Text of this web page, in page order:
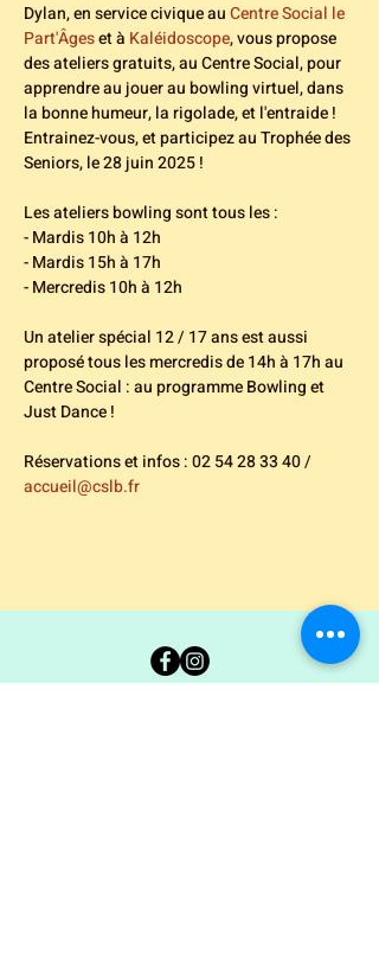
Dylan, en service civique au Centre Social le
Part'Âges et à Kaléidoscope, vous propose
des ateliers gratuits, au Centre Social, pour
apprendre au jouer au bowling virtuel, dans
la bonne humeur, la rigolade, et l'entraide !
Entrainez-vous, et participez au Trophée des
Seniors, le 28 juin 2025 !
Les ateliers bowling sont tous les :
- Mardis 10h à 12h
- Mardis 15h à 17h
- Mercredis 10h à 12h
Un atelier spécial 12 / 17 ans est aussi
proposé tous les mercredis de 14h à 17h au
Centre Social : au programme Bowling et
Just Dance !
Réservations et infos : 02 54 28 33 40 /
accueil@cslb.fr